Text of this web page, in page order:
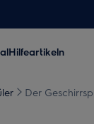
Hilfeartikeln
Der